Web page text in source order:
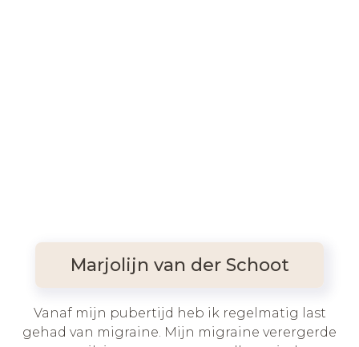
Marjolijn van der Schoot
Vanaf mijn pubertijd heb ik regelmatig last
gehad van migraine. Mijn migraine verergerde